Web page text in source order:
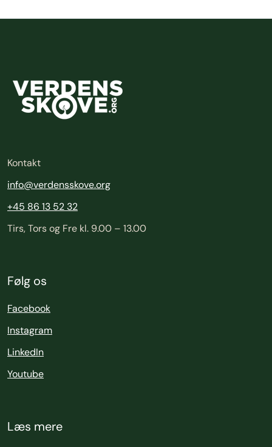
Kontakt
info@verdensskove.org
+45 86 13 52 32
Tirs, Tors og Fre kl. 9.00 – 13.00
Følg os
Facebook
Instagram
LinkedIn
Youtube
Læs mere